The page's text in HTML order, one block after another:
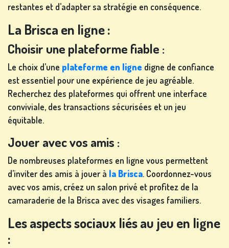
restantes et d’adapter sa stratégie en conséquence.
La Brisca en ligne :
Choisir une plateforme fiable :
Le choix d’une plateforme en ligne digne de confiance
est essentiel pour une expérience de jeu agréable.
Recherchez des plateformes qui offrent une interface
conviviale, des transactions sécurisées et un jeu
équitable.
Jouer avec vos amis :
De nombreuses plateformes en ligne vous permettent
d’inviter des amis à jouer à la Brisca. Coordonnez-vous
avec vos amis, créez un salon privé et profitez de la
camaraderie de la Brisca avec des visages familiers.
Les aspects sociaux liés au jeu en ligne
: